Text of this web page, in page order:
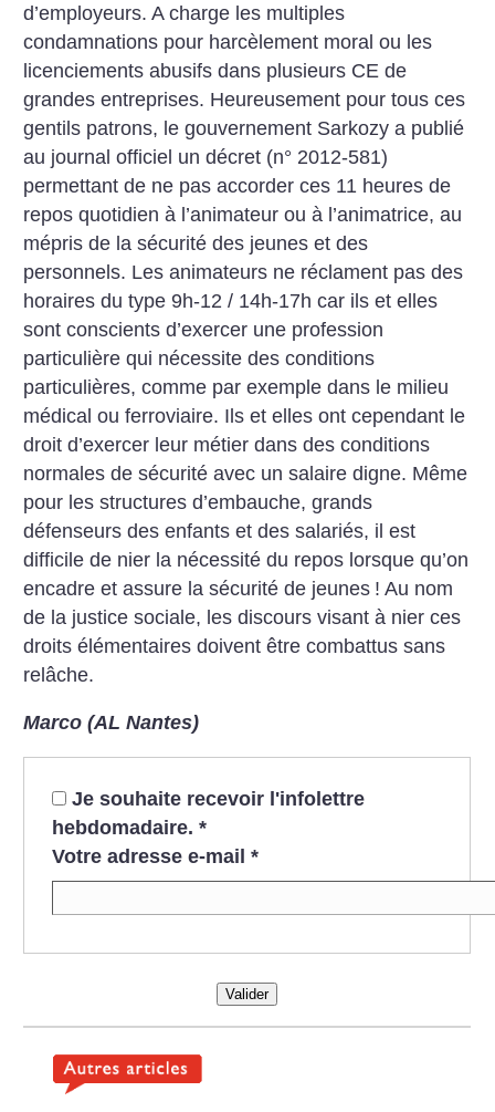
d’employeurs. A charge les multiples
condamnations pour harcèlement moral ou les
licenciements abusifs dans plusieurs CE de
grandes entreprises. Heureusement pour tous ces
gentils patrons, le gouvernement Sarkozy a publié
au journal officiel un décret (n° 2012-581)
permettant de ne pas accorder ces 11 heures de
repos quotidien à l’animateur ou à l’animatrice, au
mépris de la sécurité des jeunes et des
personnels. Les animateurs ne réclament pas des
horaires du type 9h-12 / 14h-17h car ils et elles
sont conscients d’exercer une profession
particulière qui nécessite des conditions
particulières, comme par exemple dans le milieu
médical ou ferroviaire. Ils et elles ont cependant le
droit d’exercer leur métier dans des conditions
normales de sécurité avec un salaire digne. Même
pour les structures d’embauche, grands
défenseurs des enfants et des salariés, il est
difficile de nier la nécessité du repos lorsque qu’on
encadre et assure la sécurité de jeunes ! Au nom
de la justice sociale, les discours visant à nier ces
droits élémentaires doivent être combattus sans
relâche.
Marco (AL Nantes)
Je souhaite recevoir l'infolettre
hebdomadaire. *
Votre adresse e-mail *
Valider